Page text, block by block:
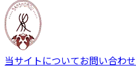
当サイトについてお問い合わせ